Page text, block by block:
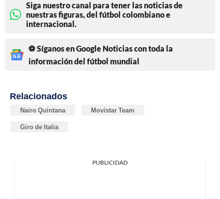
Siga nuestro canal para tener las noticias de
nuestras figuras, del fútbol colombiano e
internacional.
⚽ Síganos en Google Noticias con toda la
información del fútbol mundial
Relacionados
Nairo Quintana Movistar Team
Giro de Italia
PUBLICIDAD